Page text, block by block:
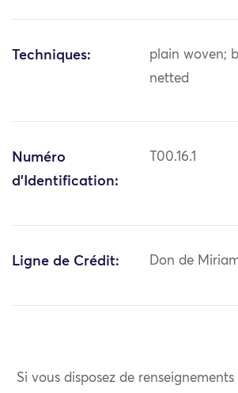
Techniques:
plain woven;
netted
Numéro
d'Identification:
T00.16.1
Ligne de Crédit: Don de
Si vous disposez de